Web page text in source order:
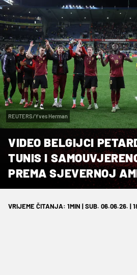
REUTERS/Yves Herman
VIDEO BELGIJCI
TUNIS I
PREMA SJEVERNOJ
VRIJEME ČITANJA: 1MIN | SUB. 06.06.26. |